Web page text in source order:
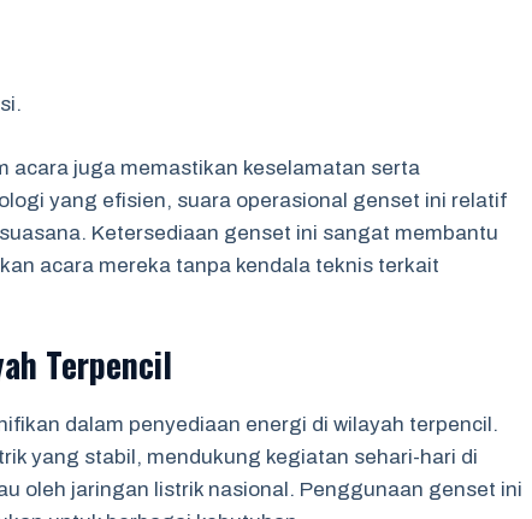
acara juga memastikan keselamatan serta
yang efisien, suara operasional genset ini relatif
Ketersediaan genset ini sangat membantu
acara mereka tanpa kendala teknis terkait
Terpencil
dalam penyediaan energi di wilayah terpencil.
yang stabil, mendukung kegiatan sehari-hari di
oleh jaringan listrik nasional. Penggunaan genset ini